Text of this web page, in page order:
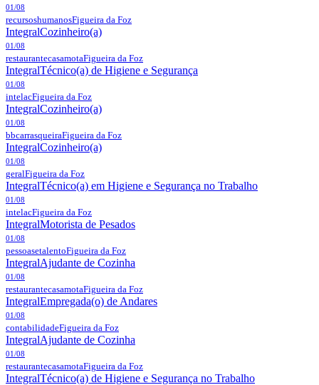
01/08
recursoshumanosFigueira da Foz
IntegralCozinheiro(a)
01/08
restaurantecasamotaFigueira da Foz
IntegralTécnico(a) de Higiene e Segurança
01/08
intelacFigueira da Foz
IntegralCozinheiro(a)
01/08
bbcarrasqueiraFigueira da Foz
IntegralCozinheiro(a)
01/08
geralFigueira da Foz
IntegralTécnico(a) em Higiene e Segurança no Trabalho
01/08
intelacFigueira da Foz
IntegralMotorista de Pesados
01/08
pessoasetalentoFigueira da Foz
IntegralAjudante de Cozinha
01/08
restaurantecasamotaFigueira da Foz
IntegralEmpregada(o) de Andares
01/08
contabilidadeFigueira da Foz
IntegralAjudante de Cozinha
01/08
restaurantecasamotaFigueira da Foz
IntegralTécnico(a) de Higiene e Segurança no Trabalho